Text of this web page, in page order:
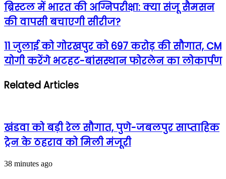
ब्रिस्टल में भारत की अग्निपरीक्षा: क्या संजू सैमसन
की वापसी बचाएगी सीरीज?
11 जुलाई को गोरखपुर को 697 करोड़ की सौगात, CM
योगी करेंगे भटहट-बांसस्थान फोरलेन का लोकार्पण
Related Articles
खंडवा को बड़ी रेल सौगात, पुणे-जबलपुर साप्ताहिक
ट्रेन के ठहराव को मिली मंजूरी
38 minutes ago